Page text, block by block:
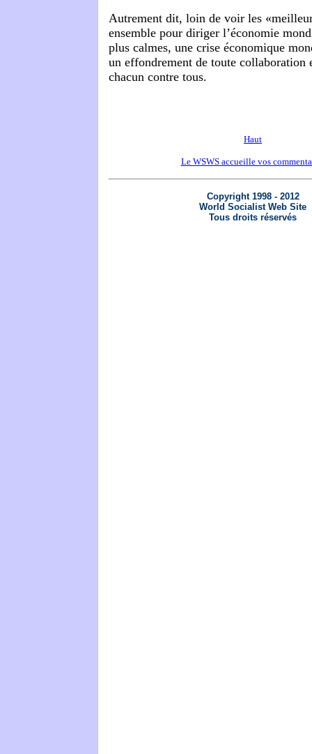
Autrement dit, loin de voir les
ensemble pour diriger l’économie
plus calmes, une crise économique
un effondrement de toute collaboration
chacun contre tous.
Haut
Le WSWS accueille vos
Copyright 1998 - 2012
World Socialist Web Site
Tous droits réservés